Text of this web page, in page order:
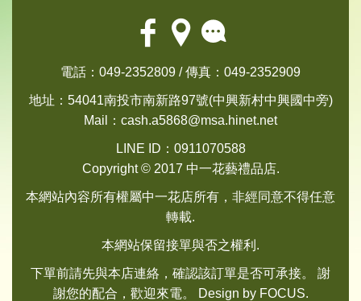
電話：049-2352809 / 傳真：049-2352909
地址：54041南投市南新路97號(中興新村中興國中旁)
Mail： cash.a5868@msa.hinet.net
LINE ID：0911070588
Copyright © 2017 中一花藝禮品店.
本網站內容所有權屬中一花店所有，非經同意不得任意
轉載.
本網站保留接單與否之權利.
下單前請先與本店連絡，確認該訂單是否可承接。 謝
謝您的配合，歡迎來電。 Design by FOCUS.